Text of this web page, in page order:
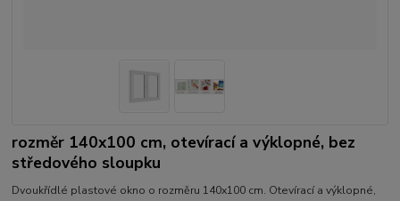
rozměr 140x100 cm, otevírací a výklopné, bez
středového sloupku
Dvoukřídlé plastové okno o rozměru 140x100 cm. Otevírací a výklopné,